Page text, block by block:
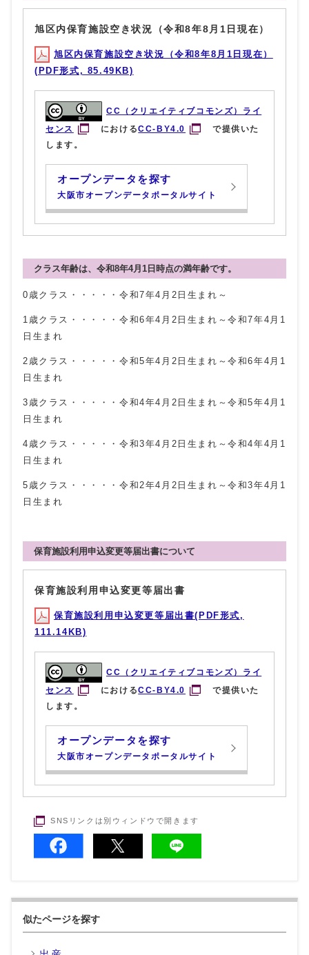
旭区内保育施設空き状況（令和8年8月1日現在）
旭区内保育施設空き状況（令和8年8月1日現在）
(PDF形式, 85.49KB)
CC（クリエイティブコモンズ）ライ
センス
におけるCC-BY4.0
で提供いた
します。
オープンデータを探す
大阪市オープンデータポータルサイト
クラス年齢は、令和8年4月1日時点の満年齢です。
0歳クラス・・・・・令和7年4月2日生まれ～
1歳クラス・・・・・令和6年4月2日生まれ～令和7年4月1
日生まれ
2歳クラス・・・・・令和5年4月2日生まれ～令和6年4月1
日生まれ
3歳クラス・・・・・令和4年4月2日生まれ～令和5年4月1
日生まれ
4歳クラス・・・・・令和3年4月2日生まれ～令和4年4月1
日生まれ
5歳クラス・・・・・令和2年4月2日生まれ～令和3年4月1
日生まれ
保育施設利用申込変更等届出書について
保育施設利用申込変更等届出書
保育施設利用申込変更等届出書(PDF形式,
111.14KB)
CC（クリエイティブコモンズ）ライ
センス
におけるCC-BY4.0
で提供いた
します。
オープンデータを探す
大阪市オープンデータポータルサイト
SNSリンクは別ウィンドウで開きます
似たページを探す